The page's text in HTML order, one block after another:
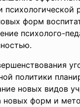
психологической
форм
психолого-
политики
новых видов
новых форм и